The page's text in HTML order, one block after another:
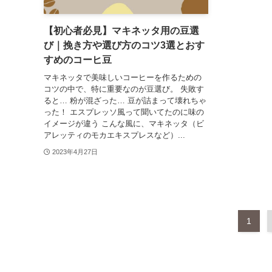
【初心者必見】マキネッタ用の豆選
び｜挽き方や選び方のコツ3選とおす
すめのコーヒ豆
マキネッタで美味しいコーヒーを作るための
コツの中で、特に重要なのが豆選び。 失敗す
ると… 粉が混ざった… 豆が詰まって壊れちゃ
った！ エスプレッソ風って聞いてたのに味の
イメージが違う こんな風に、マキネッタ（ビ
アレッティのモカエキスプレスなど）...
2023年4月27日
1